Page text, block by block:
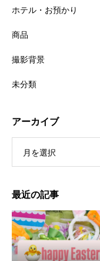
ホテル・お預かり
商品
撮影背景
未分類
アーカイブ
月を選択
最近の記事